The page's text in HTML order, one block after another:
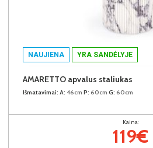
NAUJIENA YRA SANDĖLYJE
AMARETTO apvalus staliukas
Išmatavimai: A: 46cm P: 60cm G: 60cm
Kaina:
119€